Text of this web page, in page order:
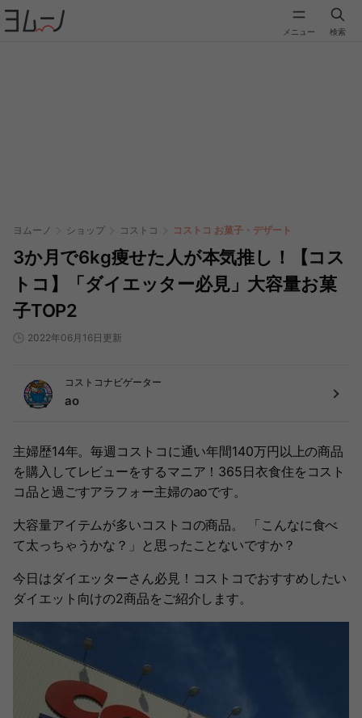
メニュー 検索
ヨムーノ ショップ コストコ コストコ お菓子・デザート
3か月で6kg痩せた人が本気推し！【コス
トコ】「ダイエッター必見」大容量お菓
子TOP2
2022年06月16日更新
コストコナビゲーター
ao
主婦歴14年。毎週コストコに通い年間140万円以上の商品
を購入してレビューをするマニア！365日衣食住をコスト
コ品と過ごすアラフォー主婦のaoです。
大容量アイテムが多いコストコの商品。 「こんなに食べ
て太っちゃうかな？」と思ったことないですか？
今日はダイエッターさん必見！コストコでおすすめしたい
ダイエット向けの2商品をご紹介します。